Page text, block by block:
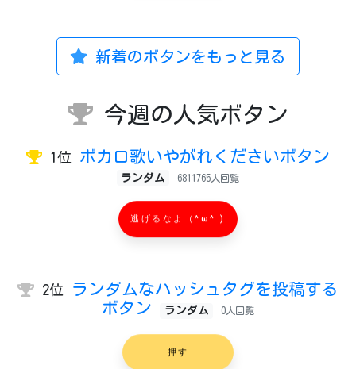
新着のボタンをもっと見る
今週の人気ボタン
1位 ボカロ歌いやがれくださいボタン
ランダム 6811765人回覧
逃げるなよ（^ω^ )
2位
ランダムなハッシュタグを投稿する
ボタン
ランダム 0人回覧
押す